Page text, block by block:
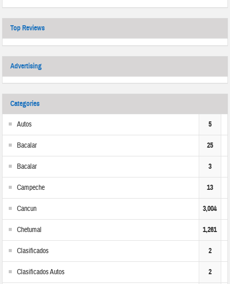
Top Reviews
Advertising
Categories
Autos 5
Bacalar 25
Bacalar 3
Campeche 13
Cancun 3,004
Chetumal 1,261
Clasificados 2
Clasificados Autos 2